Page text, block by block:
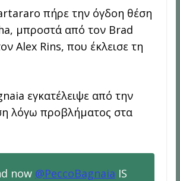
πήρε την όγδοη θέση
μπροστά από τον Brad
Alex Rins, που έκλεισε τη
εγκατέλειψε από την
λόγω προβλήματος στα
now @PeccoBagnaia IS